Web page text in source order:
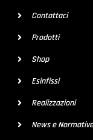
Contattaci
Prodotti
Shop
Esinfissi
Realizzazioni
News e Normative